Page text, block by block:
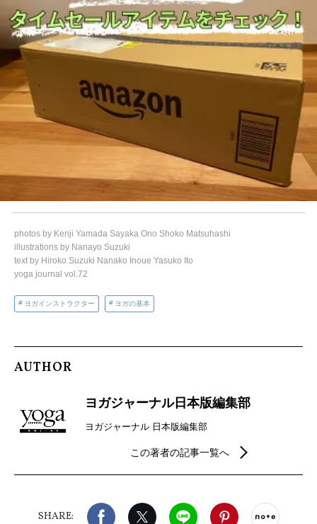
photos by Kenji Yamada Sayaka Ono Shoko Matsuhashi
illustrations by Nanayo Suzuki
text by Hiroko Suzuki Nanako Inoue Yasuko Ito
yoga journal vol.72
ヨガインストラクター ヨガの基本
AUTHOR
ヨガジャーナル日本版編集部
ヨガジャーナル 日本版編集部
この著者の記事一覧へ
SHARE:
Facebook X（旧twitter）
LINE Pinterest